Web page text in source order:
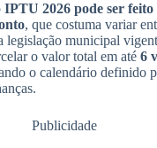
IPTU 2026 pode ser feito
, que costuma variar
legislação municipal
o valor total em até 6
o calendário definido
Publicidade